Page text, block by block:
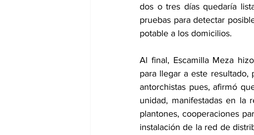
dos o tres días quedaría
pruebas para detectar
potable a los domicilios.
Al final, Escamilla Meza
para llegar a este
antorchistas pues, afirmó
unidad, manifestadas en la
plantones, cooperaciones
instalación de la red de